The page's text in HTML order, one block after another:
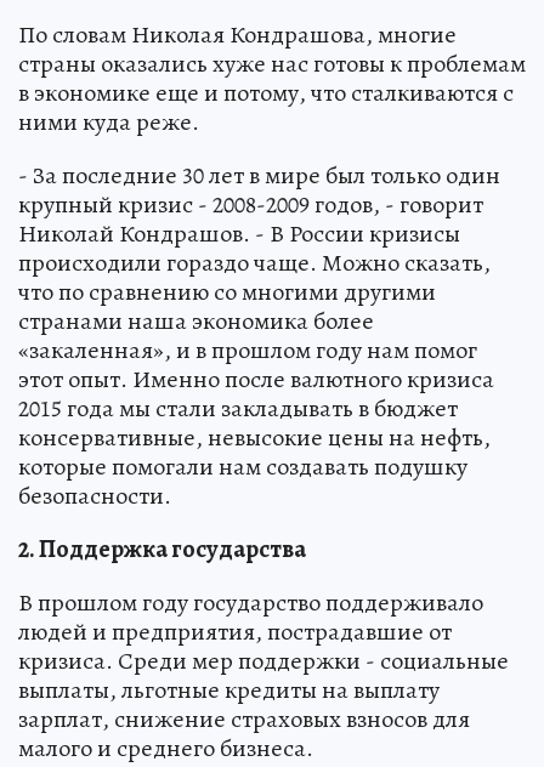
По словам Николая Кондрашова, многие
страны оказались хуже нас готовы к проблемам
в экономике еще и потому, что сталкиваются с
ними куда реже.
- За последние 30 лет в мире был только один
крупный кризис - 2008-2009 годов, - говорит
Николай Кондрашов. - В России кризисы
происходили гораздо чаще. Можно сказать,
что по сравнению со многими другими
странами наша экономика более
«закаленная», и в прошлом году нам помог
этот опыт. Именно после валютного кризиса
2015 года мы стали закладывать в бюджет
консервативные, невысокие цены на нефть,
которые помогали нам создавать подушку
безопасности.
2. Поддержка государства
В прошлом году государство поддерживало
людей и предприятия, пострадавшие от
кризиса. Среди мер поддержки - социальные
выплаты, льготные кредиты на выплату
зарплат, снижение страховых взносов для
малого и среднего бизнеса.